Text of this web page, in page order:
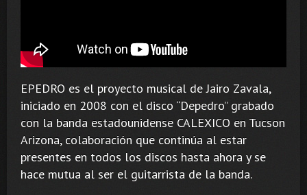
EPEDRO es el proyecto musical de Jairo Zavala,
iniciado en 2008 con el disco “Depedro” grabado
con la banda estadounidense CALEXICO en Tucson
Arizona, colaboración que continúa al estar
presentes en todos los discos hasta ahora y se
hace mutua al ser el guitarrista de la banda.